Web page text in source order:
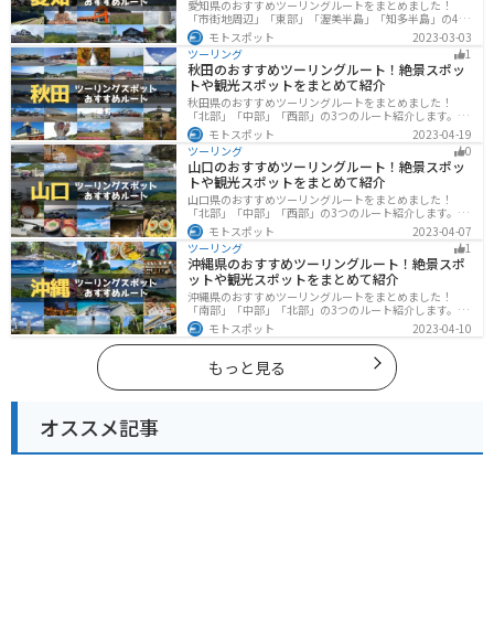
愛知県のおすすめツーリングルートをまとめました！
「市街地周辺」「東部」「渥美半島」「知多半島」の4つ
のルート紹介します。名古屋周辺の栄えたスポットから
山、海、美術館なども多数あり、自然・歴史・文化を満
喫するツーリングができます。バイクで愛知県にツーリ
ングに行く際は参考にしてください。
モトスポット
2023-03-03
ツーリング
1
秋田のおすすめツーリングルート！絶景スポッ
トや観光スポットをまとめて紹介
秋田県のおすすめツーリングルートをまとめました！
「北部」「中部」「西部」の3つのルート紹介します。自
然豊かな山々や湖、温泉地が点在し、四季折々の景色を
楽しめるスポットが多数あります。バイクで秋田県にツ
ーリングに行く際は参考にしてください。
モトスポット
2023-04-19
ツーリング
0
山口のおすすめツーリングルート！絶景スポッ
トや観光スポットをまとめて紹介
山口県のおすすめツーリングルートをまとめました！
「北部」「中部」「西部」の3つのルート紹介します。美
しい海岸線や山々を楽しむことができます。バイクで山
口県にツーリングに行く際は参考にしてください。
モトスポット
2023-04-07
ツーリング
1
沖縄県のおすすめツーリングルート！絶景スポ
ットや観光スポットをまとめて紹介
沖縄県のおすすめツーリングルートをまとめました！
「南部」「中部」「北部」の3つのルート紹介します。美
しいビーチや歴史と文化に溢れたスポットが多数あり、
様々な楽しみ方ができます。バイクで沖縄県にツーリン
グに行く際は参考にしてください。
モトスポット 2023-04-10
もっと見る
オススメ記事